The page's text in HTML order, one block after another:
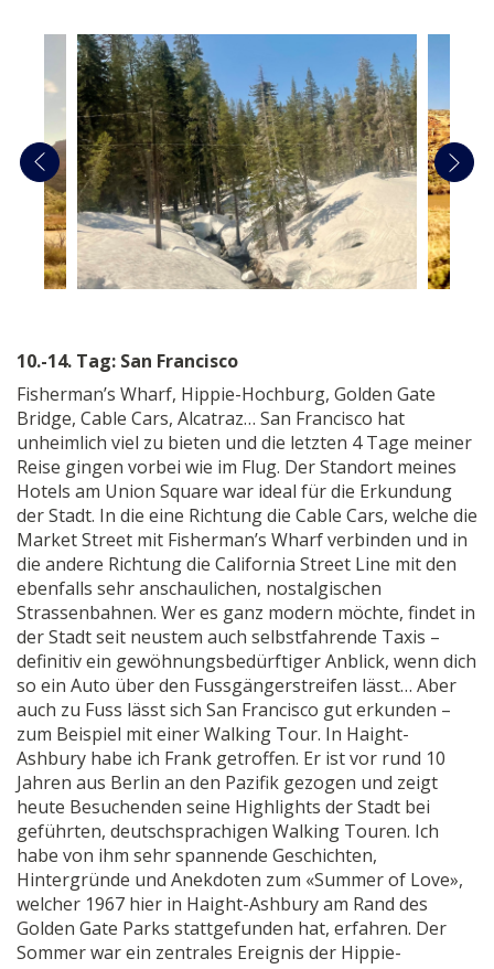
10.-14. Tag: San Francisco
Fisherman’s Wharf, Hippie-Hochburg, Golden Gate
Bridge, Cable Cars, Alcatraz… San Francisco hat
unheimlich viel zu bieten und die letzten 4 Tage meiner
Reise gingen vorbei wie im Flug. Der Standort meines
Hotels am Union Square war ideal für die Erkundung
der Stadt. In die eine Richtung die Cable Cars, welche die
Market Street mit Fisherman’s Wharf verbinden und in
die andere Richtung die California Street Line mit den
ebenfalls sehr anschaulichen, nostalgischen
Strassenbahnen. Wer es ganz modern möchte, findet in
der Stadt seit neustem auch selbstfahrende Taxis –
definitiv ein gewöhnungsbedürftiger Anblick, wenn dich
so ein Auto über den Fussgängerstreifen lässt… Aber
auch zu Fuss lässt sich San Francisco gut erkunden –
zum Beispiel mit einer Walking Tour. In Haight-
Ashbury habe ich Frank getroffen. Er ist vor rund 10
Jahren aus Berlin an den Pazifik gezogen und zeigt
heute Besuchenden seine Highlights der Stadt bei
geführten, deutschsprachigen Walking Touren. Ich
habe von ihm sehr spannende Geschichten,
Hintergründe und Anekdoten zum «Summer of Love»,
welcher 1967 hier in Haight-Ashbury am Rand des
Golden Gate Parks stattgefunden hat, erfahren. Der
Sommer war ein zentrales Ereignis der Hippie-